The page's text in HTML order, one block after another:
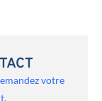
votre